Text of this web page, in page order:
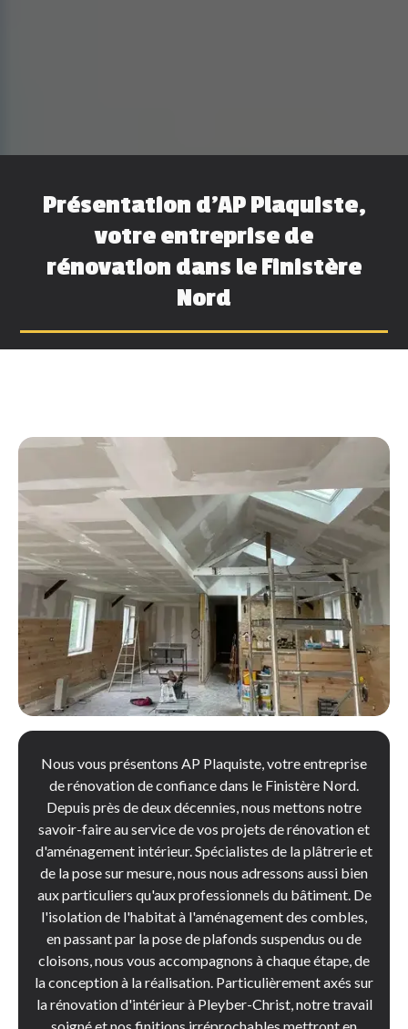
Présentation d'AP Plaquiste,
votre entreprise de
rénovation dans le Finistère
Nord
Nous vous présentons AP Plaquiste, votre entreprise
de rénovation de confiance dans le Finistère Nord.
Depuis près de deux décennies, nous mettons notre
savoir-faire au service de vos projets de rénovation et
d'aménagement intérieur. Spécialistes de la plâtrerie et
de la pose sur mesure, nous nous adressons aussi bien
aux particuliers qu'aux professionnels du bâtiment. De
l'isolation de l'habitat à l'aménagement des combles,
en passant par la pose de plafonds suspendus ou de
cloisons, nous vous accompagnons à chaque étape, de
la conception à la réalisation. Particulièrement axés sur
la rénovation d'intérieur à Pleyber-Christ, notre travail